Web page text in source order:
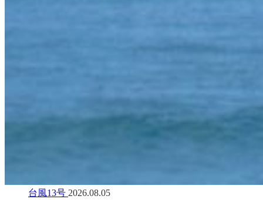
台風13号 2026.08.05